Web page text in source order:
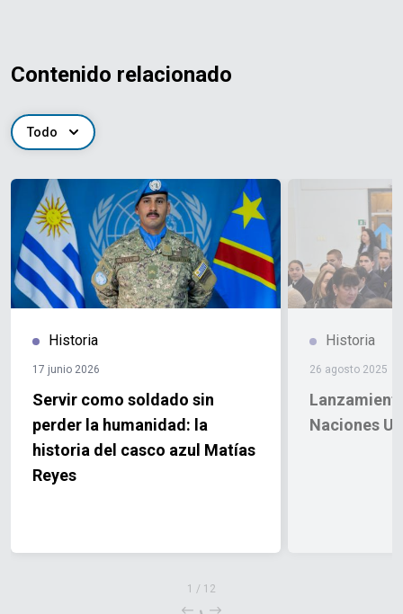
Contenido relacionado
Todo
Historia
17 junio 2026
Servir como soldado sin
perder la humanidad: la
historia del casco azul Matías
Reyes
Historia
26 agosto 2025
Naciones
1 / 12